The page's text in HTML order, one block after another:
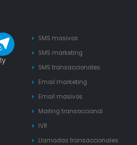
SMS masivos
SMS marketing
SMS transaccionales
Email marketing
Email masivos
Mailing transaccional
IVR
Llamadas transaccionales